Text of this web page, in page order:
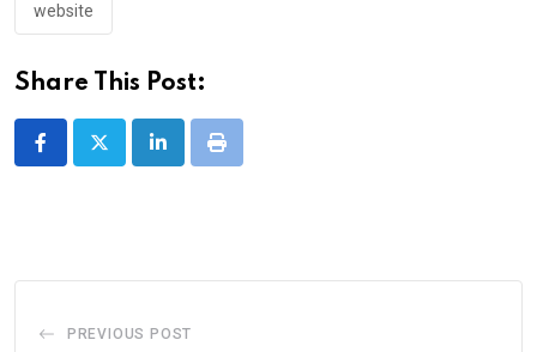
website
Share This Post:
LinkedInPrint
PREVIOUS POST